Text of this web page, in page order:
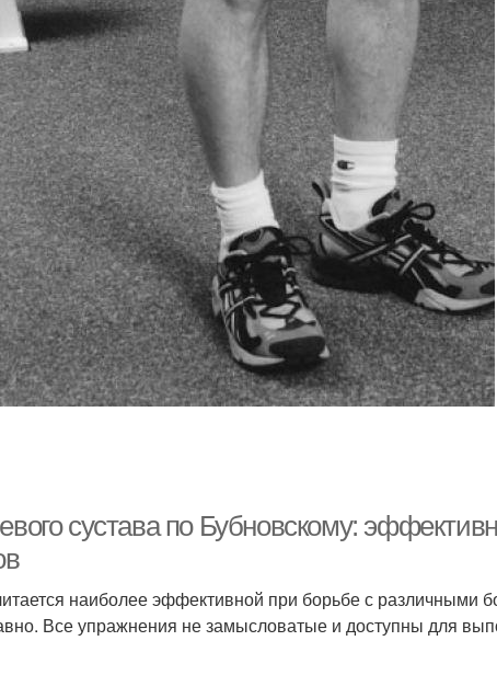
сустава по Бубновскому:
наиболее эффективной при борьбе с различными
Все упражнения не замысловатые и доступны для